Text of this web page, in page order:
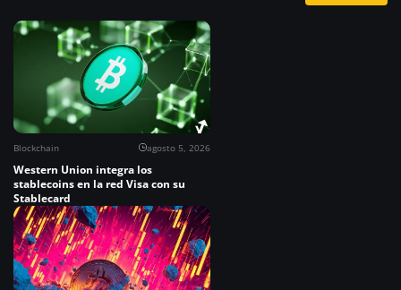
Blockchain agosto 5, 2026
Western Union integra los
stablecoins en la red Visa con su
Stablecard